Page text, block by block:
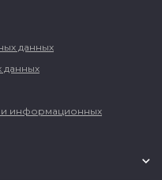
данных
данных
и информационных